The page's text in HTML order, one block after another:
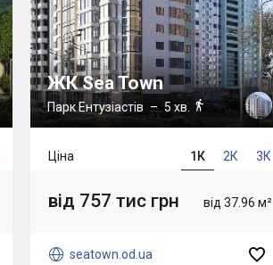
ЖК Sea Town
Парк Ентузіастів – 5 хв. 
1К 2К 3К
Ціна
від 37.96 м²
від 757 тис грн
 seatown.od.ua 